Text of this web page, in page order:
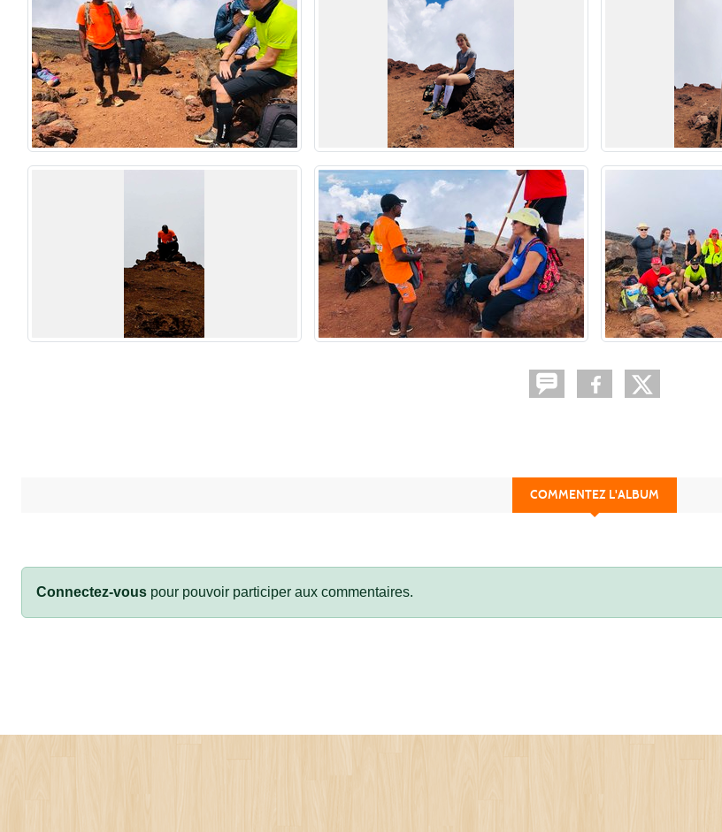
COMMENTEZ L'ALBUM
Connectez-vous pour pouvoir participer aux commentaires.